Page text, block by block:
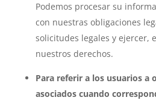
Podemos procesar su
con nuestras obligaciones
solicitudes legales y ejercer,
nuestros derechos.
Para referir a los usuarios a
asociados cuando